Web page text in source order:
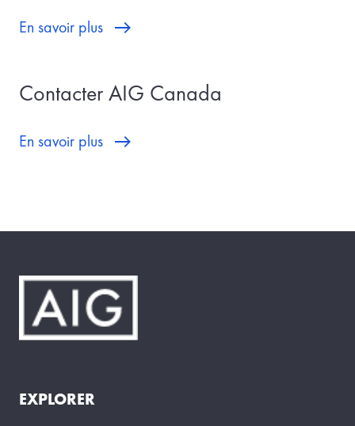
En savoir plus
Contacter AIG Canada
En savoir plus
EXPLORER